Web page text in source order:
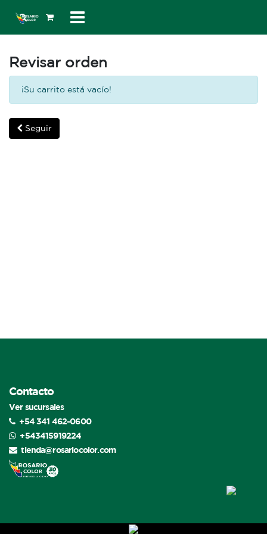
Revisar orden
¡Su carrito está vacío!
Seguir
Contacto
Ver sucursales
+54 341 462-0600
+543415919224
tienda@rosariocolor.com